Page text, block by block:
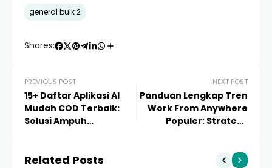
general bulk 2
Shares:
PREVIOUS POST
15+ Daftar Aplikasi AI
Mudah COD Terbaik:
Solusi Ampuh
NEXT POST
Panduan Lengkap Tren
Work From Anywhere
Populer: Strategi,
2024
Related Posts